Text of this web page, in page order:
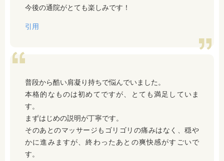
今後の通院がとても楽しみです！
引用
普段から酷い肩凝り持ちで悩んでいました。
本格的なものは初めてですが、とても満足していま
す。
まずはじめの説明が丁寧です。
そのあとのマッサージもゴリゴリの痛みはなく、穏や
かに進みますが、終わったあとの爽快感がすごいで
す。